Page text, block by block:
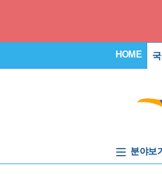
HOME
분야보기